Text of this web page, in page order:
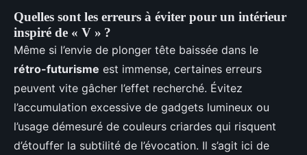
Quelles sont les erreurs à éviter pour un intérieur
inspiré de « V » ?
Même si l’envie de plonger tête baissée dans le
rétro-futurisme est immense, certaines erreurs
peuvent vite gâcher l’effet recherché. Évitez
l’accumulation excessive de gadgets lumineux ou
l’usage démesuré de couleurs criardes qui risquent
d’étouffer la subtilité de l’évocation. Il s’agit ici de